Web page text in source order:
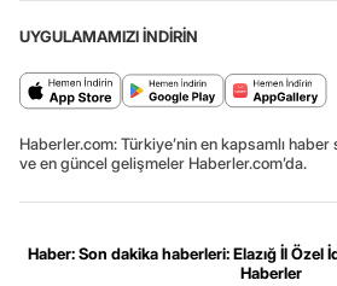
UYGULAMAMIZI İNDİRİN
Haberler.com: Türkiye’nin en kapsamlı
ve en güncel gelişmeler Haberler.com’da.
Haber: Son dakika haberleri: Elazığ İl
Haberler